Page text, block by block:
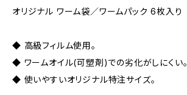
オリジナル ワーム袋／ワームパック 6枚入り
◆ 高級フィルム使用。
◆ ワームオイル(可塑剤)での劣化がしにくい。
◆ 使いやすいオリジナル特注サイズ。